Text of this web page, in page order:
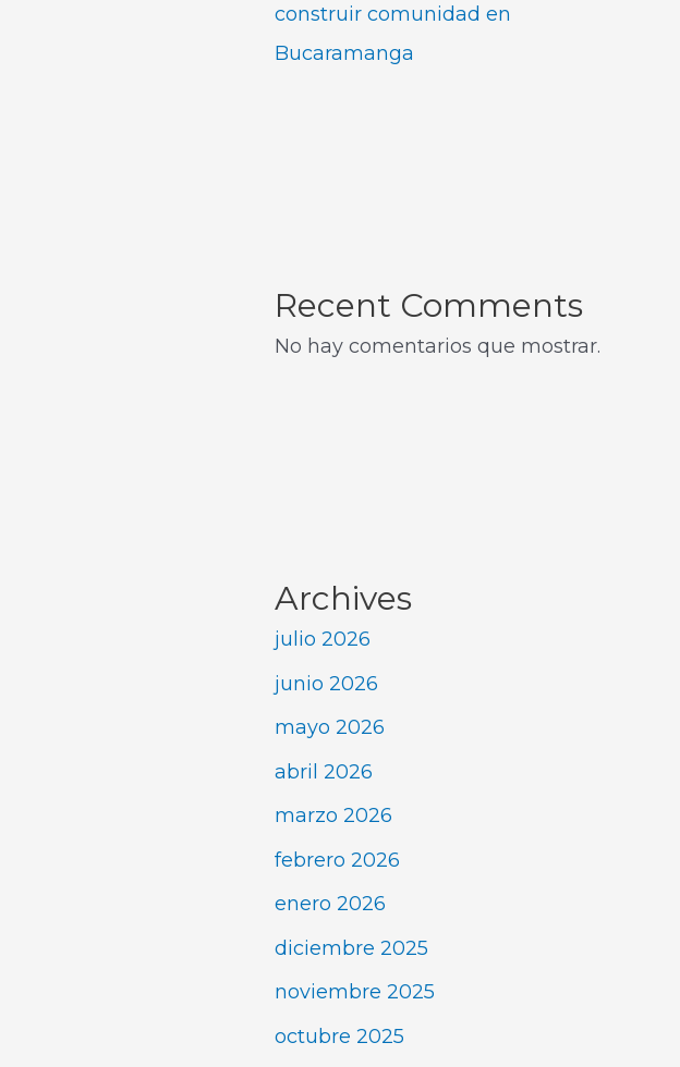
construir comunidad en
Bucaramanga
Recent Comments
No hay comentarios que mostrar.
Archives
julio 2026
junio 2026
mayo 2026
abril 2026
marzo 2026
febrero 2026
enero 2026
diciembre 2025
noviembre 2025
octubre 2025